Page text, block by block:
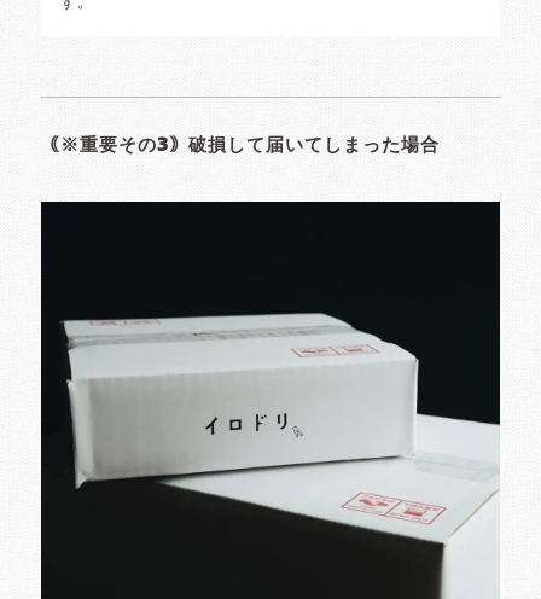
｟※重要その3｠破損して届いてしまった場合